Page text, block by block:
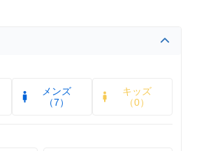
メンズ
（7）
キッズ
（0）